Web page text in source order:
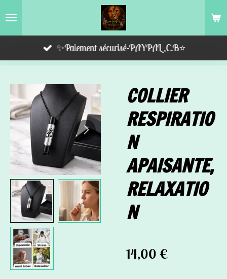
Passer
✨Paiement sécurisé-PAYPAL,C.B⭐️
COLLIER
RESPIRATIO
N
APAISANTE,
RELAXATIO
N
14,00 €